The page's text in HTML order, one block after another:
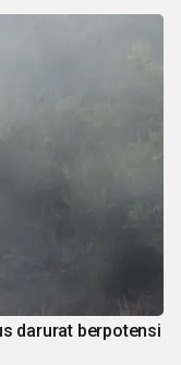
darurat berpotensi